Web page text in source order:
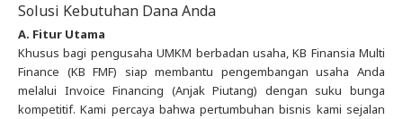
Solusi Kebutuhan Dana Anda
A. Fitur Utama
Khusus bagi pengusaha UMKM berbadan usaha, KB Finansia Multi
Finance (KB FMF) siap membantu pengembangan usaha Anda
melalui Invoice Financing (Anjak Piutang) dengan suku bunga
kompetitif. Kami percaya bahwa pertumbuhan bisnis kami sejalan